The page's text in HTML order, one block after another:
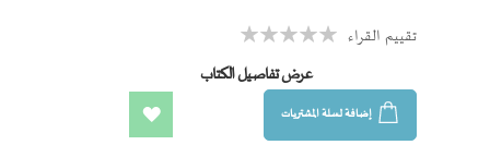
Rating: تقييم القراء
عرض تفاصيل الكتاب
إضافة لسلة المشتريات